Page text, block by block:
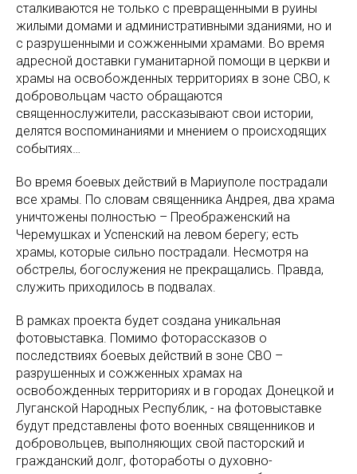
сталкиваются не только с превращенными в руины
жилыми домами и административными зданиями, но и
с разрушенными и сожженными храмами. Во время
адресной доставки гуманитарной помощи в церкви и
храмы на освобожденных территориях в зоне СВО, к
добровольцам часто обращаются
священнослужители, рассказывают свои истории,
делятся воспоминаниями и мнением о происходящих
событиях…
Во время боевых действий в Мариуполе пострадали
все храмы. По словам священника Андрея, два храма
уничтожены полностью – Преображенский на
Черемушках и Успенский на левом берегу; есть
храмы, которые сильно пострадали. Несмотря на
обстрелы, богослужения не прекращались. Правда,
служить приходилось в подвалах.
В рамках проекта будет создана уникальная
фотовыставка. Помимо фоторассказов о
последствиях боевых действий в зоне СВО –
разрушенных и сожженных храмах на
освобожденных территориях и в городах Донецкой и
Луганской Народных Республик, - на фотовыставке
будут представлены фото военных священников и
добровольцев, выполняющих свой пасторский и
гражданский долг, фотоработы о духовно-